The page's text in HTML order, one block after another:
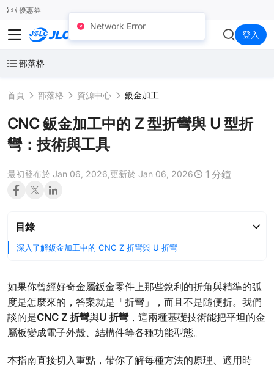
24SMT 優惠券
JLCCNC 登入
部落格
首頁 部落格 資源中心 鈑金加工
CNC 鈑金加工中的 Z 型折彎與 U 型折
彎：技術與工具
最初發布於 Jan 06, 2026, 更新於 Jan 06, 2026 1 分鐘
目錄
深入了解鈑金加工中的 CNC Z 折彎與 U 折彎
如果你曾經好奇金屬鈑金零件上那些銳利的折角與精準的弧
度是怎麼來的，答案就是「折彎」，而且不是隨便折。我們
談的是CNC Z 折彎與U 折彎，這兩種基礎技術能把平坦的金
屬板變成電子外殼、結構件等各種功能型態。
本指南直接切入重點，帶你了解每種方法的原理、適用時
Network Error